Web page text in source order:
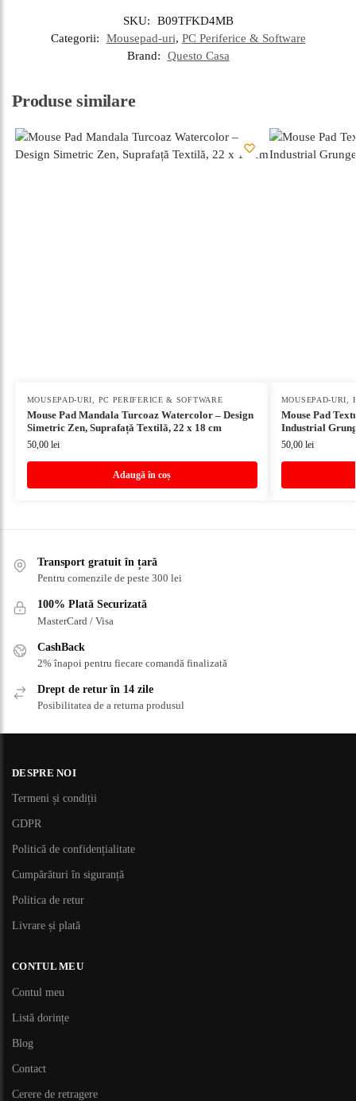
SKU:
B09TFKD4MB
Categorii:
Mousepad-uri, PC Periferice & Software
Brand:
Questo Casa
Produse similare
MOUSEPAD-URI PC PERIFERICE & SOFTWARE
Mouse Pad Mandala Turcoaz Watercolor – Design
Simetric Zen, Suprafață Textilă, 22 x 18 cm
50,00 lei
Adaugă în coș
MOUSEPAD-URI
Mouse Pad
Industrial
50,00 lei
Transport gratuit în țară
Pentru comenzile de peste 300 lei
100% Plată Securizată
MasterCard / Visa
CashBack
2% înapoi pentru fiecare comandă finalizată
Drept de retur în 14 zile
Posibilitatea de a returna produsul
DESPRE NOI
Termeni și condiții
GDPR
Politică de confidențialitate
Cumpărături în siguranță
Politica de retur
Livrare și plată
CONTUL MEU
Contul meu
Listă dorințe
Blog
Contact
Cerere de retragere